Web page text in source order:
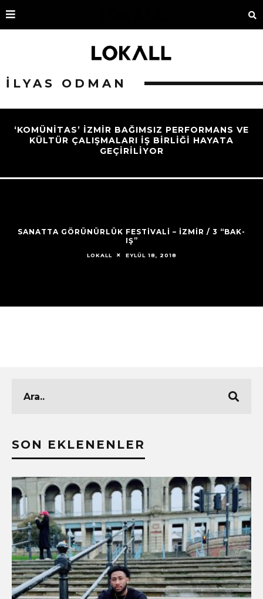
ILYAS ODMAN
‘KOMÜNİTAS’ İZMİR BAĞIMSIZ PERFORMANS VE
KÜLTÜR ÇALIŞMALARI İŞ BİRLİĞİ HAYATA
GEÇİRİLİYOR
SANATTA GÖRÜNÜRLÜK FESTİVALİ – İZMİR / 3 “BAK-
IŞ”
LOKALL EYLÜL 18, 2018
SON EKLENENLER